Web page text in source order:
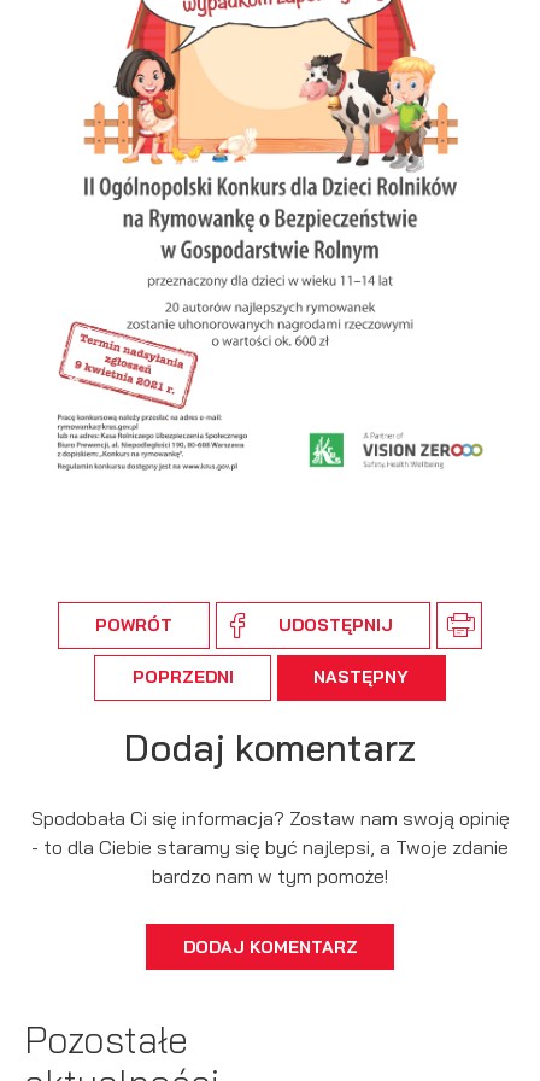
POWRÓT UDOSTĘPNIJ
POPRZEDNI NASTĘPNY
Dodaj komentarz
Spodobała Ci się informacja? Zostaw nam swoją opinię
- to dla Ciebie staramy się być najlepsi, a Twoje zdanie
bardzo nam w tym pomoże!
DODAJ KOMENTARZ
Pozostałe
podmiotów trzecich lub firm będących naszymi partnerami
oraz innych dostawców usług. Firmy te działają w charakterze
pośredników prezentujących nasze treści w postaci
wiadomości, ofert, komunikatów mediów społecznościowych.